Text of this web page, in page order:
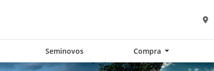
Seminovos Compra